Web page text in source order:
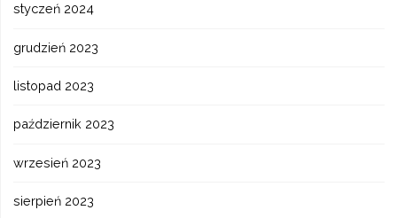
styczeń 2024
grudzień 2023
listopad 2023
październik 2023
wrzesień 2023
sierpień 2023